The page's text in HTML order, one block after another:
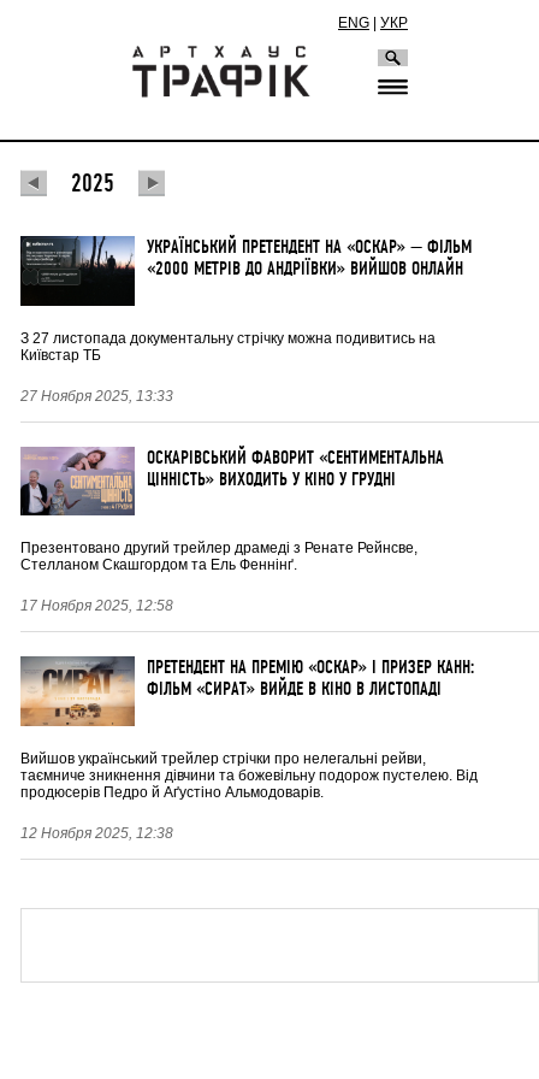
ENG УКР
2025
УКРАЇНСЬКИЙ ПРЕТЕНДЕНТ НА «ОСКАР» — ФІЛЬМ
«2000 МЕТРІВ ДО АНДРІЇВКИ» ВИЙШОВ ОНЛАЙН
З 27 листопада документальну стрічку можна подивитись на
Київстар ТБ
27 Ноября 2025, 13:33
ОСКАРІВСЬКИЙ ФАВОРИТ «СЕНТИМЕНТАЛЬНА
ЦІННІСТЬ» ВИХОДИТЬ У КІНО У ГРУДНІ
Презентовано другий трейлер драмеді з Ренате Рейнсве,
Стелланом Скашгордом та Ель Феннінґ.
17 Ноября 2025, 12:58
ПРЕТЕНДЕНТ НА ПРЕМІЮ «ОСКАР» І ПРИЗЕР КАНН:
ФІЛЬМ «СИРАТ» ВИЙДЕ В КІНО В ЛИСТОПАДІ
Вийшов український трейлер стрічки про нелегальні рейви,
таємниче зникнення дівчини та божевільну подорож пустелею. Від
продюсерів Педро й Аґустіно Альмодоварів.
12 Ноября 2025, 12:38